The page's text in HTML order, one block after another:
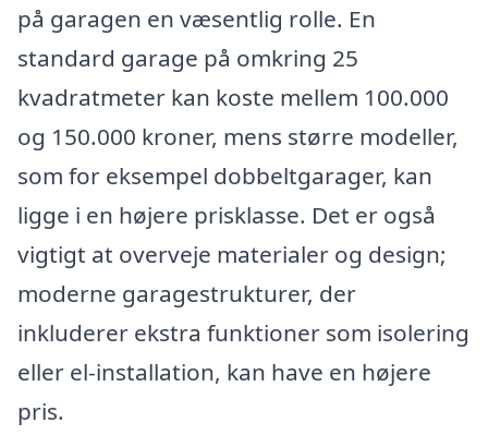
på garagen en væsentlig rolle. En
standard garage på omkring 25
kvadratmeter kan koste mellem 100.000
og 150.000 kroner, mens større modeller,
som for eksempel dobbeltgarager, kan
ligge i en højere prisklasse. Det er også
vigtigt at overveje materialer og design;
moderne garagestrukturer, der
inkluderer ekstra funktioner som isolering
eller el-installation, kan have en højere
pris.